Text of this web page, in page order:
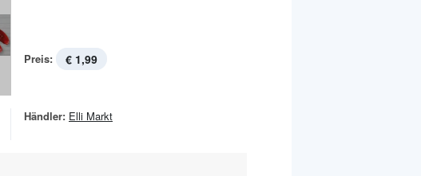
Preis: € 1,99
Händler: Elli Markt